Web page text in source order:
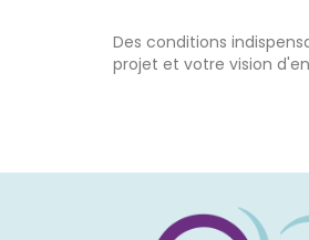
Des conditions
projet et votre vision